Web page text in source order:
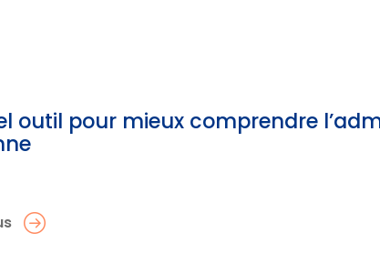
outil pour mieux comprendre